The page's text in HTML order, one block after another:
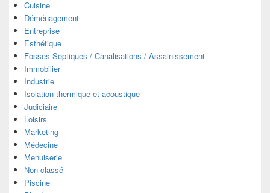
Cuisine
Déménagement
Entreprise
Esthétique
Fosses Septiques / Canalisations / Assainissement
Immobilier
Industrie
Isolation thermique et acoustique
Judiciaire
Loisirs
Marketing
Médecine
Menuiserie
Non classé
Piscine